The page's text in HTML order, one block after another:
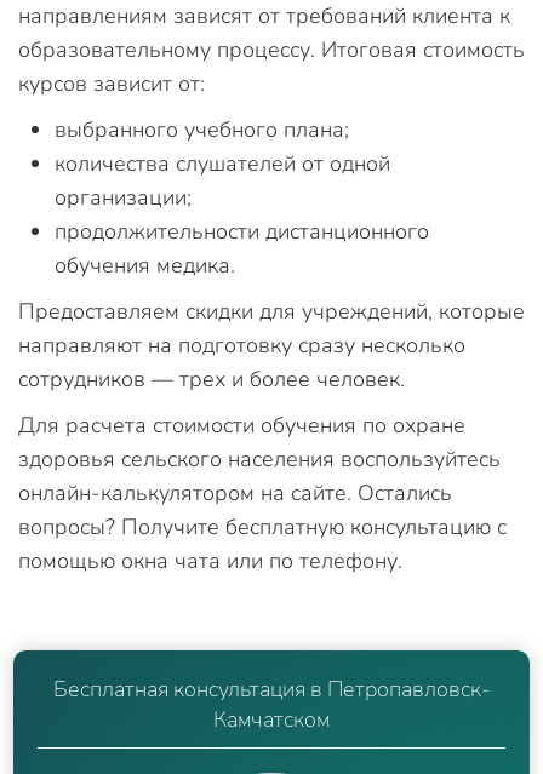
направлениям зависят от требований клиента к
образовательному процессу. Итоговая стоимость
курсов зависит от:
выбранного учебного плана;
количества слушателей от одной
организации;
продолжительности дистанционного
обучения медика.
Предоставляем скидки для учреждений, которые
направляют на подготовку сразу несколько
сотрудников — трех и более человек.
Для расчета стоимости обучения по охране
здоровья сельского населения воспользуйтесь
онлайн-калькулятором на сайте. Остались
вопросы? Получите бесплатную консультацию с
помощью окна чата или по телефону.
Бесплатная консультация в Петропавловск-
Камчатском